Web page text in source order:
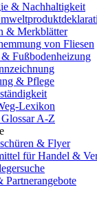
& Nachhaltigkeit
& Merkblätter
von Fliesen
Fußbodenheizung
& Pflege
Lexikon
A-Z
& Flyer
für Handel &
Partnerangebote